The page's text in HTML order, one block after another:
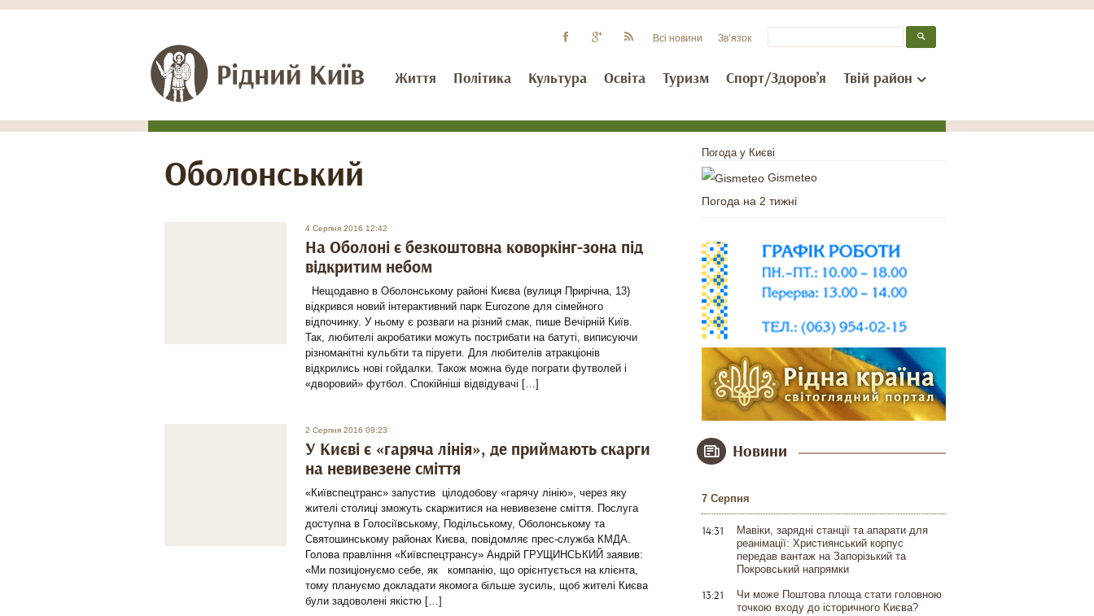
Життя Політика Культура Освіта Туризм Спорт/Здоров’я Твій район
Всі новини Зв’язок
Оболонський
4 Серпня 2016 12:42
На Оболоні є безкоштовна коворкінг-зона під
відкритим небом
Нещодавно в Оболонському районі Києва (вулиця Прирічна, 13)
відкрився новий інтерактивний парк Eurozone для сімейного
відпочинку. У ньому є розваги на різний смак, пише Вечірній Київ.
Так, любителі акробатики можуть пострибати на батуті, виписуючи
різноманітні кульбіти та піруети. Для любителів атракціонів
відкрились нові гойдалки. Також можна буде пограти футволей і
«дворовий» футбол. Спокійніші відвідувачі […]
2 Серпня 2016 09:23
У Києві є «гаряча лінія», де приймають скарги
на невивезене сміття
«Київспецтранс» запустив цілодобову «гарячу лінію», через яку
жителі столиці зможуть скаржитися на невивезене сміття. Послуга
доступна в Голосіївському, Подільському, Оболонському та
Святошинському районах Києва, повідомляє прес-служба КМДА.
Голова правління «Київспецтрансу» Андрій ГРУЩИНСЬКИЙ заявив:
«Ми позиціонуємо себе, як компанію, що орієнтується на клієнта,
тому плануємо докладати якомога більше зусиль, щоб жителі Києва
були задоволені якістю […]
Погода у Києві
Gismeteo
Погода на 2 тижні
Новини
7 Серпня
14:31
Мавіки, зарядні станції та апарати для
реанімації: Християнський корпус
передав вантаж на Запорізький та
Покровський напрямки
13:21
Чи може Поштова площа стати головною
точкою входу до історичного Києва?